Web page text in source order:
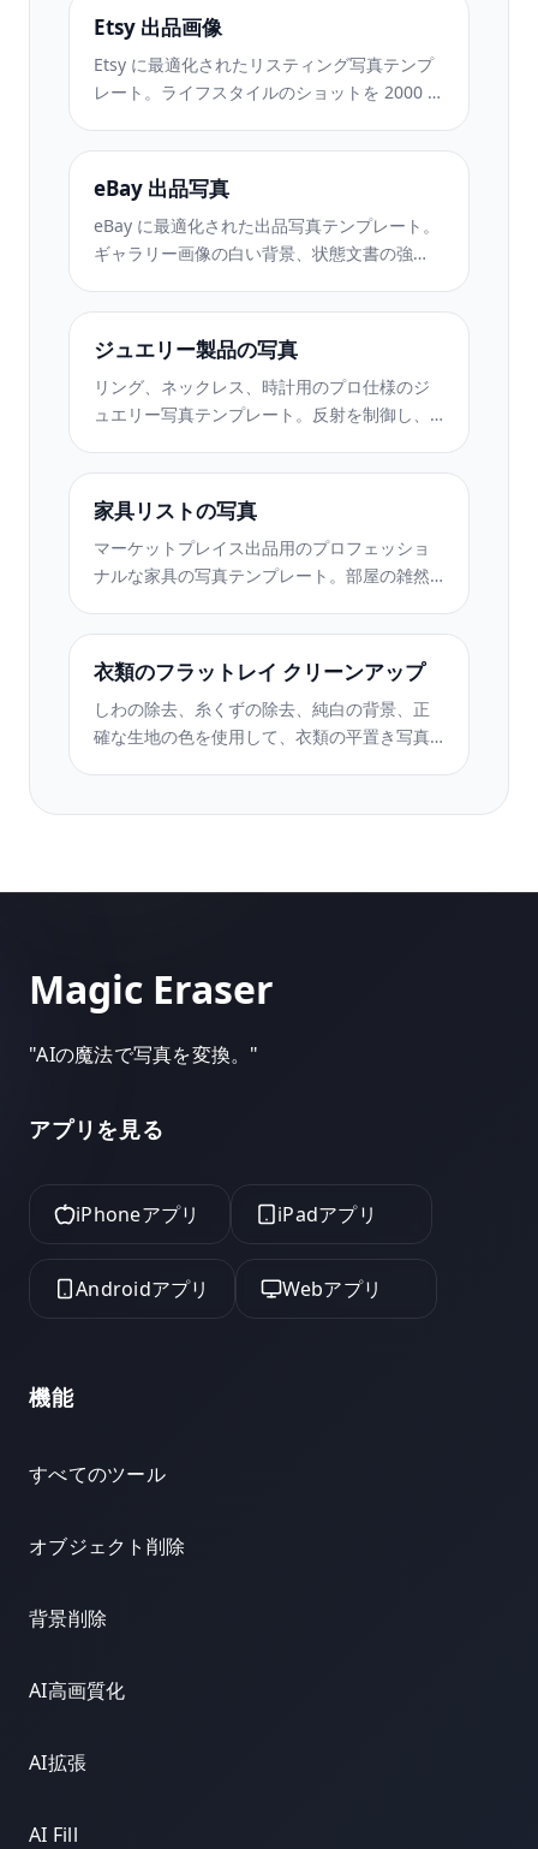
Etsy 出品画像
Etsy に最適化されたリスティング写真テンプ
レート。ライフスタイルのショットを 2000 ピ
の製品の詳細を強調し、Etsy の画像ガイドラ
インを満たします。
eBay 出品写真
eBay に最適化された出品写真テンプレート。
ギャラリー画像の白い背景、状態文書の強
レイアウト。
ジュエリー製品の写真
リング、ネックレス、時計用のプロ仕様のジ
ュエリー写真テンプレート。反射を制御し、
ぐに使える画像を提供します。
家具リストの写真
マーケットプレイス出品用のプロフェッショ
ナルな家具の写真テンプレート。部屋の雑然
し、きれいな背景またはスタイルされた部屋
のコンテキストで作品を表示します。
衣類のフラットレイ クリーンアップ
しわの除去、糸くずの除去、純白の背景、正
確な生地の色を使用して、衣類の平置き写真
Magic Eraser
"AIの魔法で写真を変換。 "
アプリを見る
iPhoneアプリ iPadアプリ
Androidアプリ Webアプリ
機能
すべてのツール
オブジェクト削除
背景削除
AI高画質化
AI拡張
AI Fill